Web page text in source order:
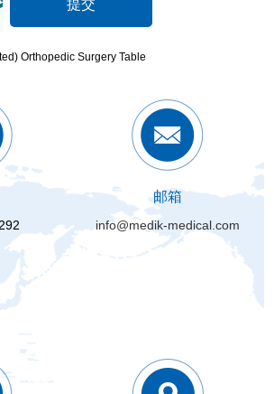
Orthopedic Surgery Table
邮箱
info@medik-medical.com